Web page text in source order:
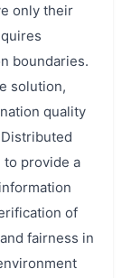
only their
boundaries.
solution,
quality
to provide a
of
fairness in